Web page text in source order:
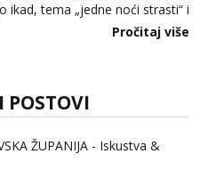
tema „jedne noći strasti“ i
Što zapravo misle žene, a što
Pročitaj više
POSTOVI
ŽUPANIJA - Iskustva &